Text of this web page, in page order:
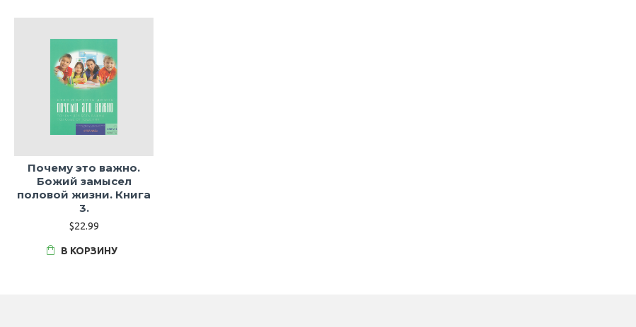
Почему это важно.
Божий замысел
половой жизни. Книга
3.
$22.99
В КОРЗИНУ